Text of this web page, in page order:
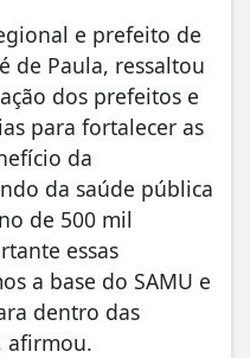
e prefeito de
de Paula, ressaltou
dos prefeitos e
para fortalecer as
da
da saúde pública
de 500 mil
essas
a base do SAMU e
dentro das
afirmou.